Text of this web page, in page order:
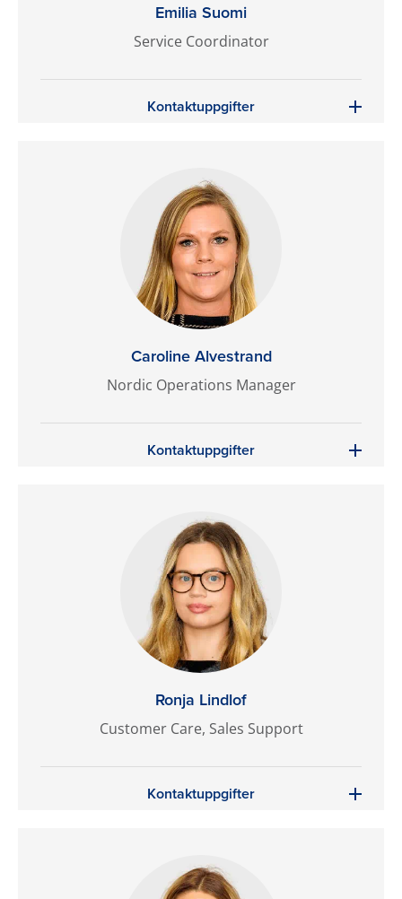
Emilia Suomi
Service Coordinator
Kontaktuppgifter
Caroline Alvestrand
Nordic Operations Manager
Kontaktuppgifter
Ronja Lindlof
Customer Care, Sales Support
Kontaktuppgifter